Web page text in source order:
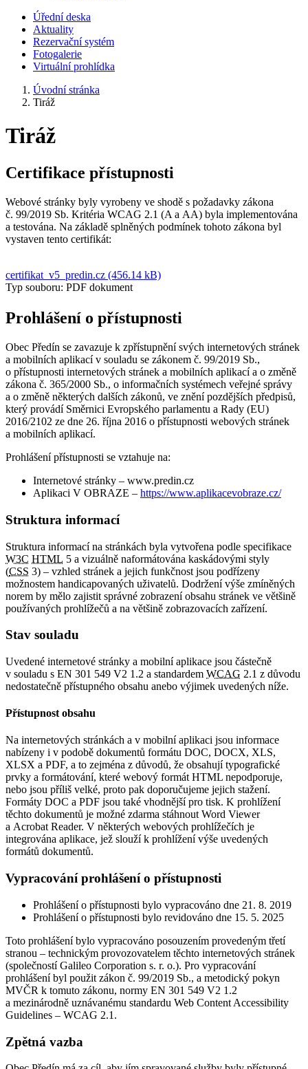
Úřední deska
Aktuality
Rezervační systém
Fotogalerie
Virtuální prohlídka
Úvodní stránka
Tiráž
Tiráž
Certifikace přístupnosti
Webové stránky byly vyrobeny ve shodě s požadavky zákona
č. 99/2019 Sb. Kritéria WCAG 2.1 (A a AA) byla implementována
a testována. Na základě splněných podmínek tohoto zákona byl
vystaven tento certifikát:
certifikat_v5_predin.cz (456.14 kB)
Typ souboru: PDF dokument
Prohlášení o přístupnosti
Obec Předín se zavazuje k zpřístupnění svých internetových stránek
a mobilních aplikací v souladu se zákonem č. 99/2019 Sb.,
o přístupnosti internetových stránek a mobilních aplikací a o změně
zákona č. 365/2000 Sb., o informačních systémech veřejné správy
a o změně některých dalších zákonů, ve znění pozdějších předpisů,
který provádí Směrnici Evropského parlamentu a Rady (EU)
2016/2102 ze dne 26. října 2016 o přístupnosti webových stránek
a mobilních aplikací.
Prohlášení přístupnosti se vztahuje na:
Internetové stránky – www.predin.cz
Aplikaci V OBRAZE – https://www.aplikacevobraze.cz/
Struktura informací
Struktura informací na stránkách byla vytvořena podle specifikace
W3C HTML 5 a vizuálně naformátována kaskádovými styly
(CSS 3) – vzhled stránek a jejich funkčnost jsou podřízeny
možnostem handicapovaných uživatelů. Dodržení výše zmíněných
norem by mělo zajistit správné zobrazení obsahu stránek ve většině
používaných prohlížečů a na většině zobrazovacích zařízení.
Stav souladu
Uvedené internetové stránky a mobilní aplikace jsou částečně
v souladu s EN 301 549 V2 1.2 a standardem WCAG 2.1 z důvodu
nedostatečně přístupného obsahu anebo výjimek uvedených níže.
Přístupnost obsahu
Na internetových stránkách a v mobilní aplikaci jsou informace
nabízeny i v podobě dokumentů formátu DOC, DOCX, XLS,
XLSX a PDF, a to zejména z důvodů, že obsahují typografické
prvky a formátování, které webový formát HTML nepodporuje,
nebo jsou příliš velké, proto pak doporučujeme jejich stažení.
Formáty DOC a PDF jsou také vhodnější pro tisk. K prohlížení
těchto dokumentů je možné zdarma stáhnout Word Viewer
a Acrobat Reader. V některých webových prohlížečích je
integrována aplikace, jež slouží k prohlížení výše uvedených
formátů dokumentů.
Vypracování prohlášení o přístupnosti
Prohlášení o přístupnosti bylo vypracováno dne 21. 8. 2019
Prohlášení o přístupnosti bylo revidováno dne 15. 5. 2025
Toto prohlášení bylo vypracováno posouzením provedeným třetí
stranou – technickým provozovatelem těchto internetových stránek
(společností Galileo Corporation s. r. o.). Pro vypracování
prohlášení byl použit zákon č. 99/2019 Sb., a metodický pokyn
MVČR k tomuto zákonu, normy EN 301 549 V2 1.2
a mezinárodně uznávanému standardu Web Content Accessibility
Guidelines – WCAG 2.1.
Zpětná vazba